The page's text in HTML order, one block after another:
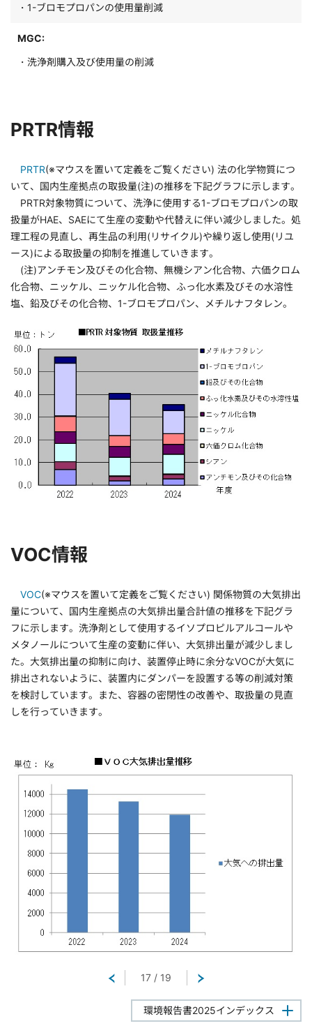
・1-ブロモプロパンの使用量削減
MGC:
・洗浄剤購入及び使用量の削減
PRTR情報
PRTR(※マウスを置いて定義をご覧ください) 法の化学物質につ
いて、国内生産拠点の取扱量(注)の推移を下記グラフに示します。
PRTR対象物質について、洗浄に使用する1-ブロモプロパンの取
扱量がHAE、SAEにて生産の変動や代替えに伴い減少しました。処
理工程の見直し、再生品の利用(リサイクル)や繰り返し使用(リユ
ース)による取扱量の抑制を推進していきます。
(注)アンチモン及びその化合物、無機シアン化合物、六価クロム
化合物、ニッケル、ニッケル化合物、ふっ化水素及びその水溶性
塩、鉛及びその化合物、1-ブロモプロパン、メチルナフタレン。
VOC情報
VOC(※マウスを置いて定義をご覧ください) 関係物質の大気排出
量について、国内生産拠点の大気排出量合計値の推移を下記グラ
フに示します。洗浄剤として使用するイソプロピルアルコールや
メタノールについて生産の変動に伴い、大気排出量が減少しまし
た。大気排出量の抑制に向け、装置停止時に余分なVOCが大気に
排出されないように、装置内にダンパーを設置する等の削減対策
を検討しています。また、容器の密閉性の改善や、取扱量の見直
しを行っていきます。
戻る17 / 19
環境報告書2025インデックス